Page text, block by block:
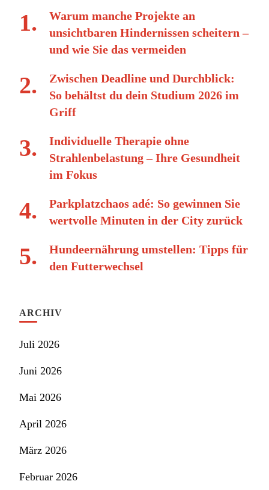
Warum manche Projekte an
unsichtbaren Hindernissen scheitern –
und wie Sie das vermeiden
Zwischen Deadline und Durchblick:
So behältst du dein Studium 2026 im
Griff
Individuelle Therapie ohne
Strahlenbelastung – Ihre Gesundheit
im Fokus
Parkplatzchaos adé: So gewinnen Sie
wertvolle Minuten in der City zurück
Hundeernährung umstellen: Tipps für
den Futterwechsel
ARCHIV
Juli 2026
Juni 2026
Mai 2026
April 2026
März 2026
Februar 2026